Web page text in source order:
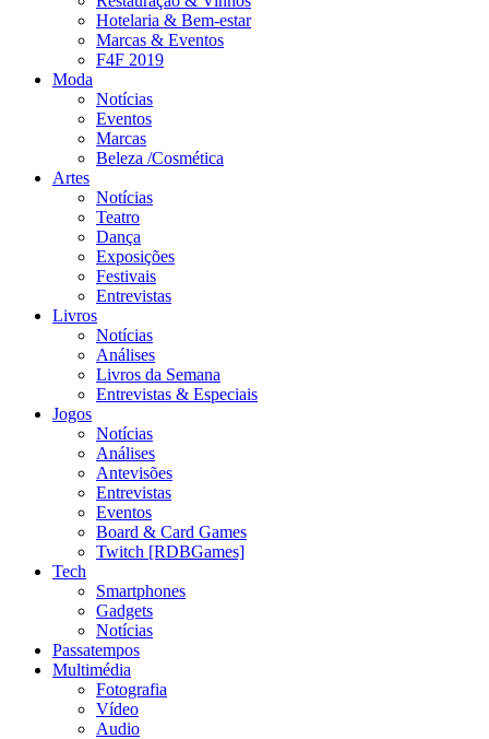
Hotelaria & Bem-estar
Marcas & Eventos
F4F 2019
Moda
Notícias
Eventos
Marcas
Beleza /Cosmética
Artes
Notícias
Teatro
Dança
Exposições
Festivais
Entrevistas
Livros
Notícias
Análises
Livros da Semana
Entrevistas & Especiais
Jogos
Notícias
Análises
Antevisões
Entrevistas
Eventos
Board & Card Games
Twitch [RDBGames]
Tech
Smartphones
Gadgets
Notícias
Passatempos
Multimédia
Fotografia
Vídeo
Audio